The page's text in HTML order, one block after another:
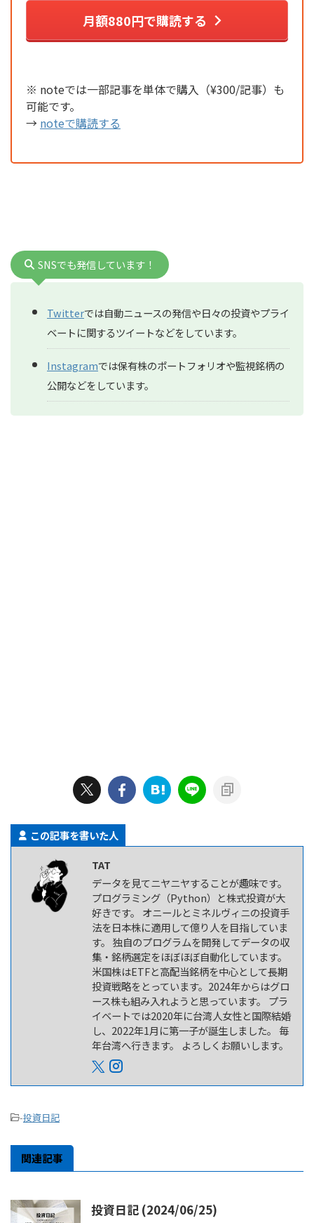
月額880円で購読する
※ noteでは一部記事を単体で購入（¥300/記事）も
可能です。
→ noteで購読する
SNSでも発信しています！
Twitterでは自動ニュースの発信や日々の投資やプライ
ベートに関するツイートなどをしています。
Instagramでは保有株のポートフォリオや監視銘柄の
公開などをしています。
この記事を書いた人
TAT
データを見てニヤニヤすることが趣味です。
プログラミング（Python）と株式投資が大
好きです。 オニールとミネルヴィニの投資手
法を日本株に適用して億り人を目指していま
す。 独自のプログラムを開発してデータの収
集・銘柄選定をほぼほぼ自動化しています。
米国株はETFと高配当銘柄を中心として長期
投資戦略をとっています。2024年からはグロ
ース株も組み入れようと思っています。 プラ
イベートでは2020年に台湾人女性と国際結婚
し、2022年1月に第一子が誕生しました。 毎
年台湾へ行きます。 よろしくお願いします。
-投資日記
関連記事
投資日記 (2024/06/25)